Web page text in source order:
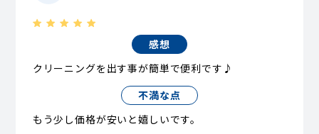
感想
クリーニングを出す事が簡単で便利です♪
不満な点
もう少し価格が安いと嬉しいです。